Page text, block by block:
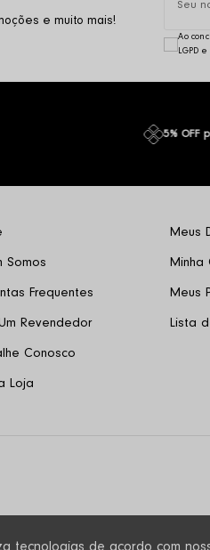
e muito mais!
Ao
LGPD
5% OFF
Somos
Frequentes
Revendedor
Conosco
Loja
Meus
Minha
Meus
Lista